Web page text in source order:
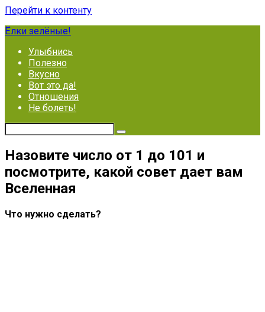
Перейти к контенту
Ёлки зелёные!
Улыбнись
Полезно
Вкусно
Вот это да!
Отношения
Не болеть!
Назовите число от 1 до 101 и
посмотрите, какой совет дает вам
Вселенная
Что нужно сделать?